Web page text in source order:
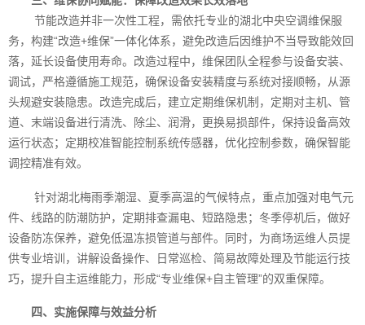
节能改造并非一次性工程，需依托专业的湖北中央空调维保服
务，构建“改造+维保”一体化体系，避免改造后因维护不当导致能效回
落，延长设备使用寿命。改造过程中，维保团队全程参与设备安装、
调试，严格遵循施工规范，确保设备安装精度与系统对接顺畅，从源
头规避安装隐患。改造完成后，建立定期维保机制，定期对主机、管
道、末端设备进行清洗、除尘、润滑，更换易损部件，保持设备高效
运行状态；定期校准智能控制系统传感器，优化控制参数，确保智能
调控精准有效。
针对湖北梅雨季潮湿、夏季高温的气候特点，重点加强对电气元
件、线路的防潮防护，定期排查漏电、短路隐患；冬季停机后，做好
设备防冻保养，避免低温冻损管道与部件。同时，为商场运维人员提
供专业培训，讲解设备操作、日常巡检、简易故障处理及节能运行技
巧，提升自主运维能力，形成“专业维保+自主管理”的双重保障。
四、实施保障与效益分析